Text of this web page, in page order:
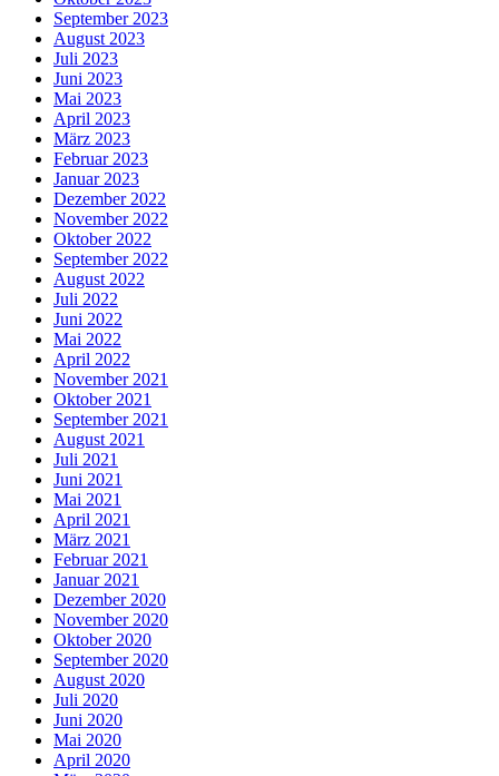
September 2023
August 2023
Juli 2023
Juni 2023
Mai 2023
April 2023
März 2023
Februar 2023
Januar 2023
Dezember 2022
November 2022
Oktober 2022
September 2022
August 2022
Juli 2022
Juni 2022
Mai 2022
April 2022
November 2021
Oktober 2021
September 2021
August 2021
Juli 2021
Juni 2021
Mai 2021
April 2021
März 2021
Februar 2021
Januar 2021
Dezember 2020
November 2020
Oktober 2020
September 2020
August 2020
Juli 2020
Juni 2020
Mai 2020
April 2020